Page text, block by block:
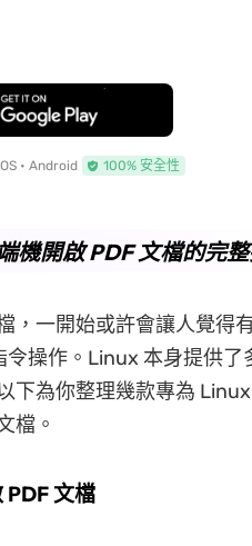
免費下載
• Android 100% 安全性
機開啟 PDF 文檔的完
，一開始或許會讓人覺得
操作。Linux 本身提供了
下為你整理幾款專為
檔。
PDF 文檔